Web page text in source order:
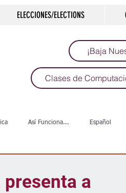
ELECCIONES/ELECTIONS
¡Baja
Clases de
Así Funciona... Español
a